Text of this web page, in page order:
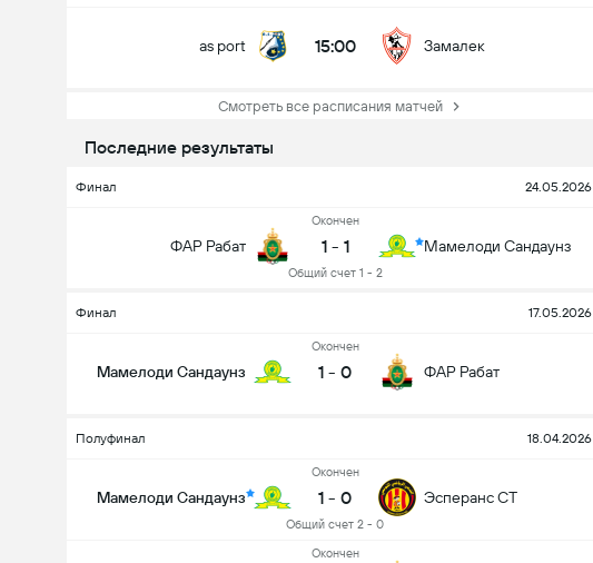
as port 15:00 Замалек
Смотреть все расписания матчей
Последние результаты
Финал 24.05.2026
ФАР Рабат
Oкончен
1 - 1
Общий счет 1 - 2
Мамелоди Сандаунз
Финал 17.05.2026
Мамелоди Сандаунз
Oкончен
1 - 0 ФАР Рабат
Полуфинал 18.04.2026
Мамелоди Сандаунз
Oкончен
1 - 0
Общий счет 2 - 0
Эсперанс СТ
Oкончен